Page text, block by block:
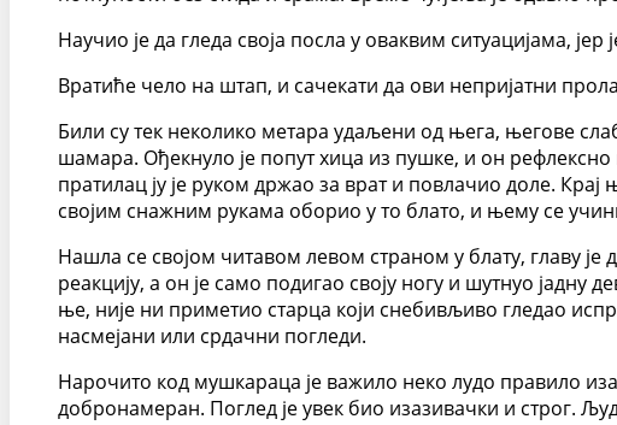
Научио је да гледа своја посла у оваквим ситуацијама,
Вратиће чело на штап, и сачекати да ови непријатни
Били су тек неколико метара удаљени од њега, његове
шамара. Ођекнуло је попут хица из пушке, и он
пратилац ју је руком држао за врат и повлачио доле.
својим снажним рукама оборио у то блато, и њему се
Нашла се својом читавом левом страном у блату, главу је
реакцију, а он је само подигао своју ногу и шутнуо
ње, није ни приметио старца који снебивљиво гледао
насмејани или срдачни погледи.
Нарочито код мушкараца је важило неко лудо правило
добронамеран. Поглед је увек био изазивачки и строг.